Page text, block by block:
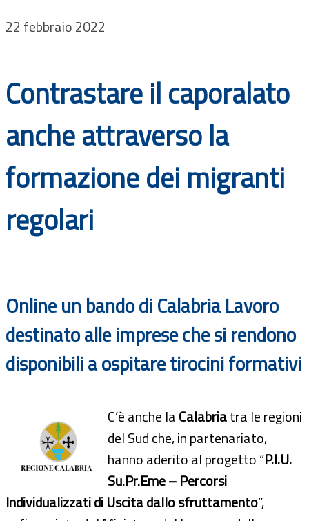
Progetti
Bandi
Guide
22 febbraio 2022
Contrastare il caporalato
anche attraverso la
formazione dei migranti
regolari
Online un bando di Calabria Lavoro
destinato alle imprese che si rendono
disponibili a ospitare tirocini formativi
C’è anche laCalabriatra le regioni
del Sud che, in partenariato,
hanno aderito al progetto “P.I.U.
Su.Pr.Eme – Percorsi
Individualizzati di Uscita dallo sfruttamento”,